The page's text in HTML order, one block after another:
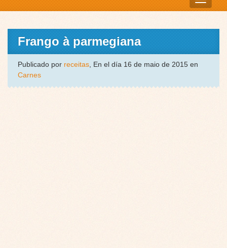
Frango à parmegiana
Publicado por receitas, En el día 16 de maio de 2015 en
Carnes